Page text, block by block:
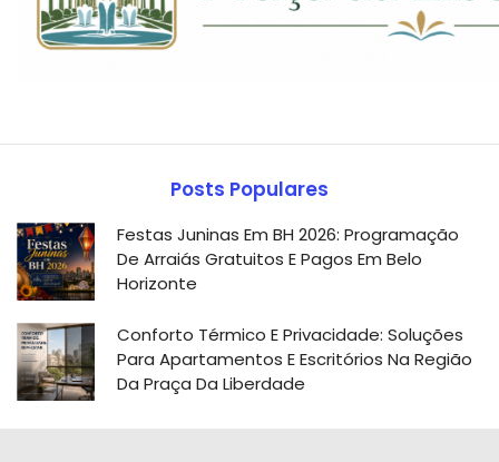
Posts Populares
Festas Juninas Em BH 2026: Programação
De Arraiás Gratuitos E Pagos Em Belo
Horizonte
Conforto Térmico E Privacidade: Soluções
Para Apartamentos E Escritórios Na Região
Da Praça Da Liberdade